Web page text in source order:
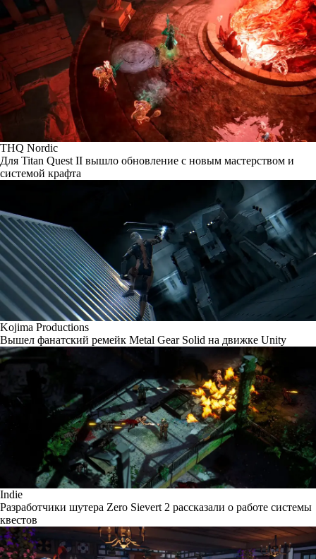
THQ Nordic
Для Titan Quest II вышло обновление с новым мастерством и
системой крафта
Kojima Productions
Вышел фанатский ремейк Metal Gear Solid на движке Unity
Indie
Разработчики шутера Zero Sievert 2 рассказали о работе системы
квестов